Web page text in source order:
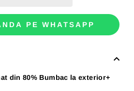
PE WHATSAPP
din 80% Bumbac la exterior+